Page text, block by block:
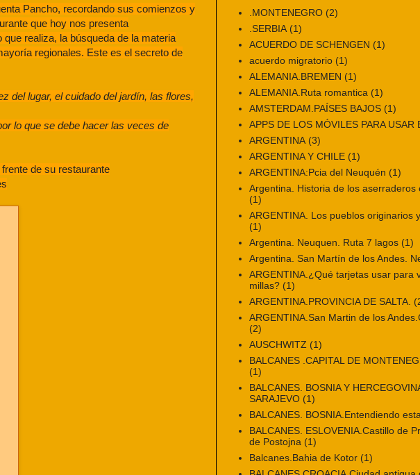
Pancho, recordando sus comienzos y
que hoy nos presenta
realiza, la búsqueda de la materia
regionales. Este es el secreto de
del lugar, el cuidado del jardín, las flores,
lo que se debe hacer las veces de
de su restaurante
.MONTENEGRO (2)
.SERBIA (1)
ACUERDO DE SCHENGEN (1)
acuerdo migratorio (1)
ALEMANIA.BREMEN (1)
ALEMANIA.Ruta romantica (1)
AMSTERDAM.PAÍSES BAJOS (1)
APPS DE LOS MÓVILES PARA USAR
ARGENTINA (3)
ARGENTINA Y CHILE (1)
ARGENTINA:Pcia del Neuquén (1)
Argentina. Historia de los aserraderos
(1)
ARGENTINA. Los pueblos originarios
(1)
Argentina. Neuquen. Ruta 7 lagos (1)
Argentina. San Martín de los Andes.
ARGENTINA.¿Qué tarjetas usar para
millas? (1)
ARGENTINA.PROVINCIA DE SALTA.
ARGENTINA.San Martin de los
(2)
AUSCHWITZ (1)
BALCANES .CAPITAL DE
(1)
BALCANES. BOSNIA Y
SARAJEVO (1)
BALCANES. BOSNIA.Entendiendo
BALCANES. ESLOVENIA.Castillo de
de Postojna (1)
Balcanes.Bahia de Kotor (1)